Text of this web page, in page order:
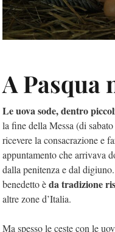
A Pasqua
Le uova sode, dentro
la fine della Messa (di
ricevere la consacrazione e
appuntamento che arrivava
dalla penitenza e dal
benedetto èda tradizione
altre zone d’Italia.
Ma spesso le ceste con le